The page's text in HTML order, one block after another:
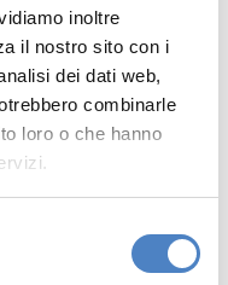
inoltre
il nostro sito con i
dei dati web,
combinarle
loro o che hanno
baseai
con
livello di